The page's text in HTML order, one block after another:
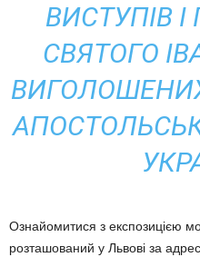
ВИСТУПІВ
СВЯТОГО
Ознайомитися з експозицією
розташований у Львові за